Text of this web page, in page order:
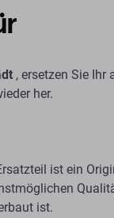
, ersetzen Sie Ihr
her.
ist ein
ist.